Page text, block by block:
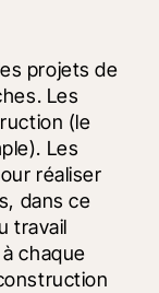
projets de
Les
(le
Les
réaliser
dans ce
travail
chaque